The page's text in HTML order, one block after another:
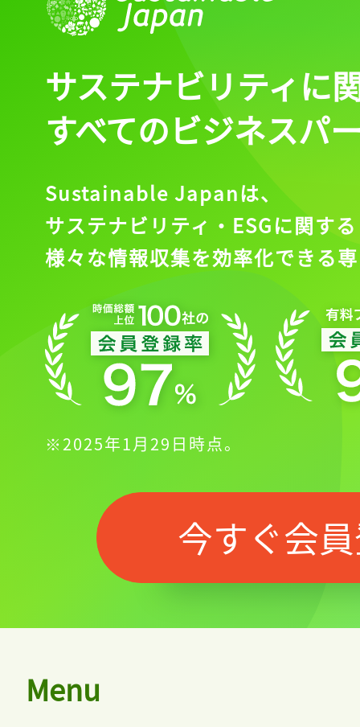
サステナビリティに
すべてのビジネスパ
Sustainable Japanは、
サステナビリティ・ESGに関する
様々な情報収集を効率化できる
※2025年1月29日時点。
今すぐ会
Menu